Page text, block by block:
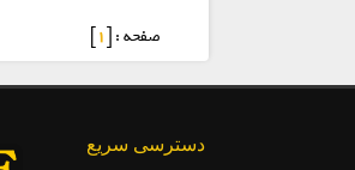
صفحه : [1
]
دسترسی سریع